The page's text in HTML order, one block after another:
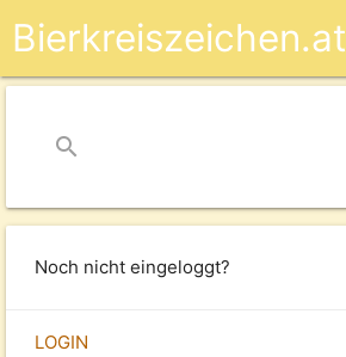
Bierkreiszeichen.at
search
Noch nicht eingeloggt?
LOGIN